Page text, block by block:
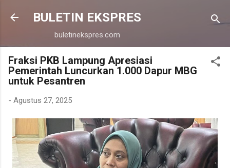
Langsung ke konten utama
BULETIN EKSPRES
buletinekspres.com
Fraksi PKB Lampung Apresiasi
Pemerintah Luncurkan 1.000 Dapur MBG
untuk Pesantren
- Agustus 27, 2025